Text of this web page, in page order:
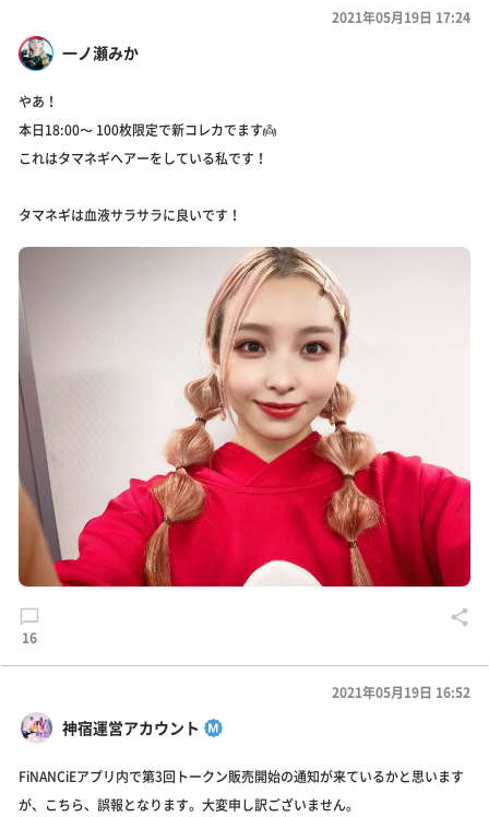
一ノ瀬みか
2021年05月19日 17:24
やあ！
本日18:00〜 100枚限定で新コレカでます👼
これはタマネギヘアーをしている私です！
タマネギは血液サラサラに良いです！
16
神宿運営アカウント
2021年05月19日 16:52
FiNANCiEアプリ内で第3回トークン販売開始の通知が来ているかと思います
が、こちら、誤報となります。大変申し訳ございません。